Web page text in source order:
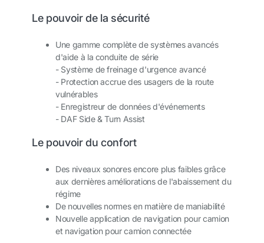
Le pouvoir de la sécurité
Une gamme complète de systèmes avancés
d'aide à la conduite de série
- Système de freinage d'urgence avancé
- Protection accrue des usagers de la route
vulnérables
- Enregistreur de données d'événements
- DAF Side & Turn Assist
Le pouvoir du confort
Des niveaux sonores encore plus faibles grâce
aux dernières améliorations de l'abaissement du
régime
De nouvelles normes en matière de maniabilité
Nouvelle application de navigation pour camion
et navigation pour camion connectée